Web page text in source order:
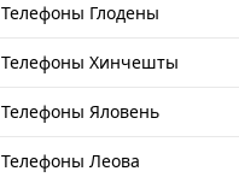
Телефоны Глодены
Телефоны Хинчешты
Телефоны Яловень
Телефоны Леова